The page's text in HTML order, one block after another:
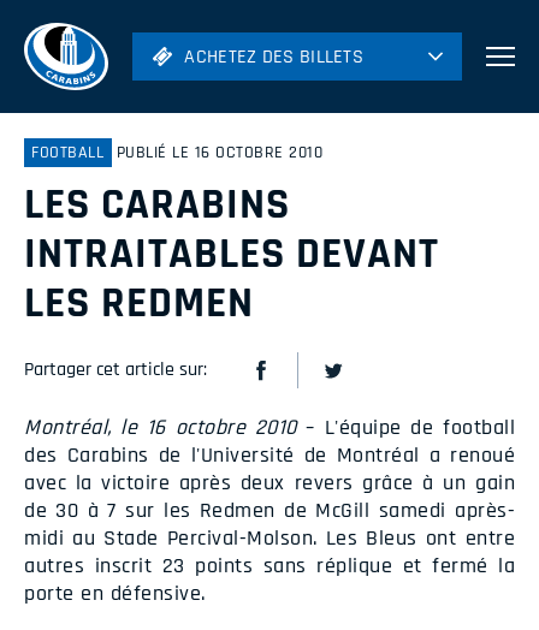
ACHETEZ DES BILLETS
Hockey
Soccer
Rugby
ACHETEZ DES BILLETS
FOOTBALL PUBLIÉ LE 16 OCTOBRE 2010
LES CARABINS
INTRAITABLES DEVANT
LES REDMEN
Partager cet article sur:
Montréal, le 16 octobre 2010– L'équipe de football
des Carabins de l'Université de Montréal a renoué
avec la victoire après deux revers grâce à un gain
de 30 à 7 sur les Redmen de McGill samedi après-
midi au Stade Percival-Molson. Les Bleus ont entre
autres inscrit 23 points sans réplique et fermé la
porte en défensive.